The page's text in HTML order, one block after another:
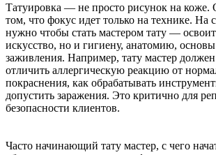
Татуировка — не просто рисунок на коже.
том, что фокус идет только на технике. На
нужно чтобы стать мастером тату —
искусство, но и гигиену, анатомию,
заживления. Например, тату мастер должен
отличить аллергическую реакцию от
покраснения, как обрабатывать
допустить заражения. Это критично для
безопасности клиентов.
Часто начинающий тату мастер, с чего